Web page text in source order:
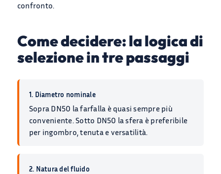
confronto.
Come decidere: la logica di
selezione in tre passaggi
1. Diametro nominale
Sopra DN50 la farfalla è quasi sempre più
conveniente. Sotto DN50 la sfera è preferibile
per ingombro, tenuta e versatilità.
2. Natura del fluido